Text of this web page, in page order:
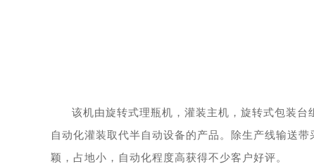
该机由旋转式理瓶机，灌装主机，旋转式包装
自动化灌装取代半自动设备的产品。除生产线输送
颖，占地小，自动化程度高获得不少客户好评。